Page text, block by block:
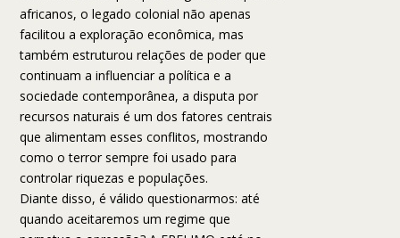
africanos, o legado colonial não apenas
facilitou a exploração econômica, mas
também estruturou relações de poder que
continuam a influenciar a política e a
sociedade contemporânea, a disputa por
recursos naturais é um dos fatores centrais
que alimentam esses conflitos, mostrando
como o terror sempre foi usado para
controlar riquezas e populações.
Diante disso, é válido questionarmos: até
quando aceitaremos um regime que